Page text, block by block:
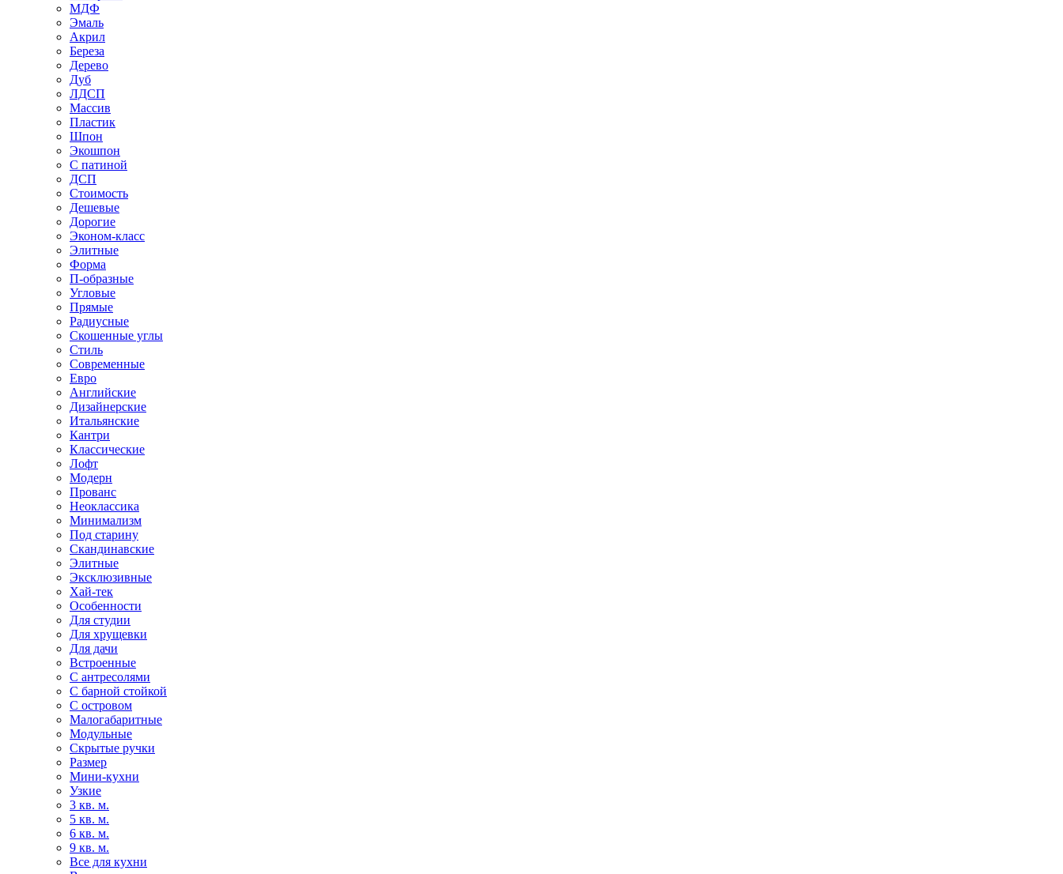
МДФ
Эмаль
Акрил
Береза
Дерево
Дуб
ЛДСП
Массив
Пластик
Шпон
Экошпон
С патиной
ДСП
Стоимость
Дешевые
Дорогие
Эконом-класс
Элитные
Форма
П-образные
Угловые
Прямые
Радиусные
Скошенные углы
Стиль
Современные
Евро
Английские
Дизайнерские
Итальянские
Кантри
Классические
Лофт
Модерн
Прованс
Неоклассика
Минимализм
Под старину
Скандинавские
Элитные
Эксклюзивные
Хай-тек
Особенности
Для студии
Для хрущевки
Для дачи
Встроенные
С антресолями
С барной стойкой
С островом
Малогабаритные
Модульные
Скрытые ручки
Размер
Мини-кухни
Узкие
3 кв. м.
5 кв. м.
6 кв. м.
9 кв. м.
Все для кухни